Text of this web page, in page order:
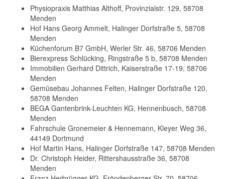
Physiopraxis Matthias Althoff, Provinzialstr. 129, 58708
Menden
Hof Hans Georg Ammelt, Halinger Dorfstraße 5, 58708
Menden
Küchenforum B7 GmbH, Werler Str. 46, 58706 Menden
Bierexpress Schlücking, Ringstraße 5 b, 58708 Menden
Immobilien Gerhard Dittrich, Kaiserstraße 17-19, 58706
Menden
Gemüsebau Johannes Felten, Halinger Dorfstraße 120,
58708 Menden
BEGA Gantenbrink-Leuchten KG, Hennenbusch, 58708
Menden
Fahrschule Gronemeier & Hennemann, Kleyer Weg 36,
44149 Dortmund
Hof Martin Hans, Halinger Dorfstraße 147, 58708 Menden
Dr. Christoph Heider, Rittershausstraße 36, 58708
Menden